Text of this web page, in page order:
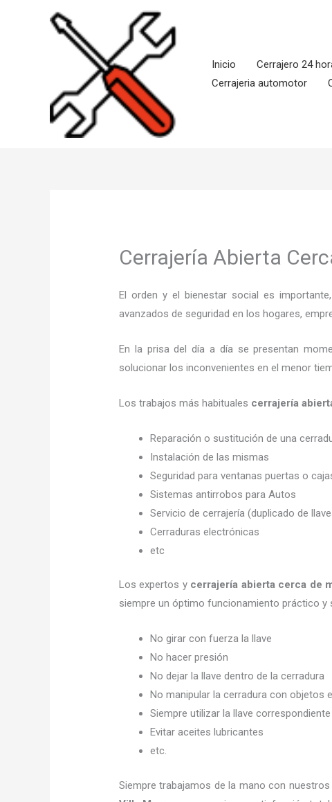
Inicio
Cerrajero 24
Cerrajeria automotor
Cerrajería Abierta
El orden y el bienestar social es
avanzados de seguridad en los hogares,
En la prisa del día a día se presentan
solucionar los inconvenientes en el menor
Los trabajos más habituales cerrajería
Reparación o sustitución de una
Instalación de las mismas
Seguridad para ventanas puertas o
Sistemas antirrobos para Autos
Servicio de cerrajería (duplicado de
Cerraduras electrónicas
etc
Los expertos y cerrajería abierta cerca de
siempre un óptimo funcionamiento práctico y
No girar con fuerza la llave
No hacer presión
No dejar la llave dentro de la cerradura
No manipular la cerradura con objetos
Siempre utilizar la llave correspondiente
Evitar aceites lubricantes
etc.
Siempre trabajamos de la mano con